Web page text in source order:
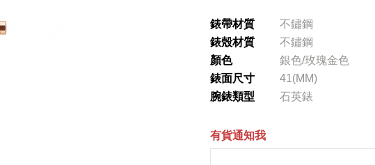
錶帶材質
不鏽鋼
錶殼材質
不鏽鋼
顏色
銀色/玫瑰金色
錶面尺寸
41(MM)
腕錶類型
石英錶
有貨通知我